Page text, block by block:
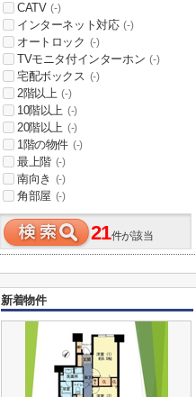
CATV (-)
インターネット対応 (-)
オートロック (-)
TVモニタ付インターホン (-)
宅配ボックス (-)
2階以上 (-)
10階以上 (-)
20階以上 (-)
1階の物件 (-)
最上階 (-)
南向き (-)
角部屋 (-)
21件が該当
新着物件